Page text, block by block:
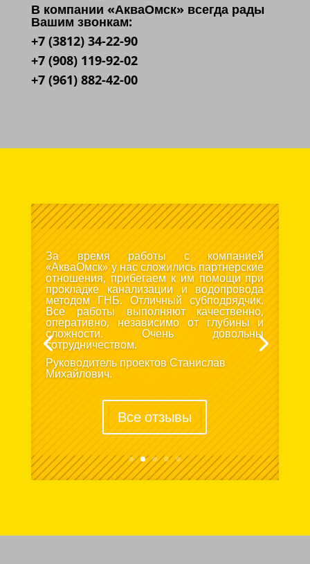
В компании «АкваОмск» всегда рады
Вашим звонкам:
+7 (3812) 34-22-90
+7 (908) 119-92-02
+7 (961) 882-42-00
За время работы с компанией
«АкваОмск» у нас сложились партнерские
отношения, прибегаем к им помощи при
прокладке канализации и водопровода
методом ГНБ. Отличный субподрядчик.
Все работы выполняют качественно,
оперативно, независимо от глубины и
сложности. Очень довольны
сотрудничеством.
Руководитель проектов Станислав
Михайлович.
Все отзывы